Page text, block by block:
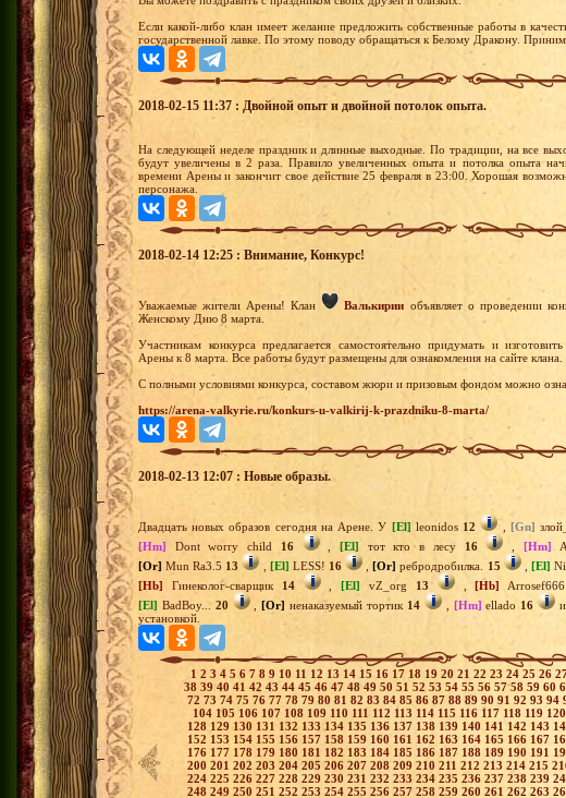
Если какой-либо клан имеет желание предложить собственные работы в
государственной лавке. По этому поводу обращаться к Белому Дракону.
2018-02-15 11:37 : Двойной опыт и двойной потолок опыта.
На следующей неделе праздник и длинные выходные. По традиции, на все
будут увеличены в 2 раза. Правило увеличенных опыта и потолка опыта
времени Арены и закончит свое действие 25 февраля в 23:00. Хорошая
персонажа.
2018-02-14 12:25 : Внимание, Конкурс!
Уважаемые жители Арены! Клан Валькирии объявляет о проведении
Женскому Дню 8 марта.
Участникам конкурса предлагается самостоятельно придумать и
Арены к 8 марта. Все работы будут размещены для ознакомления на сайте клана.
С полными условиями конкурса, составом жюри и призовым фондом можно
https://arena-valkyrie.ru/konkurs-u-valkirij-k-prazdniku-8-marta/
2018-02-13 12:07 : Новые образы.
Двадцать новых образов сегодня на Арене. У [El] leonidos 12 [Gn]
[Hm] Dont worry child 16 , [El] тот кто в лесу 16 [Hm]
[Or] Mun Ra3.5 13 [El] LESS! 16 ,[Or] ребродробилка. 15 , [El]
[Hb] Гинеколог-сварщик 14 ,[El] vZ_org 13 ,[Hb]
[El] BadBoy... 20 ,[Or] ненаказуемый тортик 14 , [Hm] ellado 16 и
установкой.
1 2 3 4 5 6 7 8 9 10 11 12 13 14 15 16 17 18 19 20 21 22 23 24 25 26
38 39 40 41 42 4344 45 46 47 48 49 50 51 52 53 54 55 56 5758 59 60
72 73 74 75 76 77 78 79 80 81 82 83 84 85 86 87 88 89 90 91 92 93 94
104 105 106 107 108 109 110 111 112 113 114 115 116 117 118 119 120
128 129 130 131 132 133 134 135 136 137 138 139 140 141 142 143
152 153 154 155 156 157 158 159 160 161 162 163 164 165 166 167
176 177 178 179 180 181 182 183 184 185 186 187 188 189 190 191
200 201 202 203 204 205 206 207 208 209 210 211 212 213 214 215
224 225 226 227 228 229 230 231 232 233 234 235 236 237 238 239
248 249 250 251 252 253 254 255 256 257 258 259 260 261 262 263